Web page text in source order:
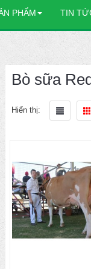
PHẨM TIN
Bò sữa
Hiển thị: